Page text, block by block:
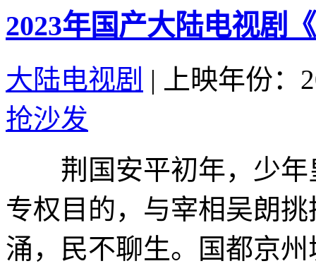
2023年国产大陆电视剧
大陆电视剧 |
上映年份：
抢沙发
荆国安平初年，少年
专权目的，与宰相吴朗
涌，民不聊生。国都京